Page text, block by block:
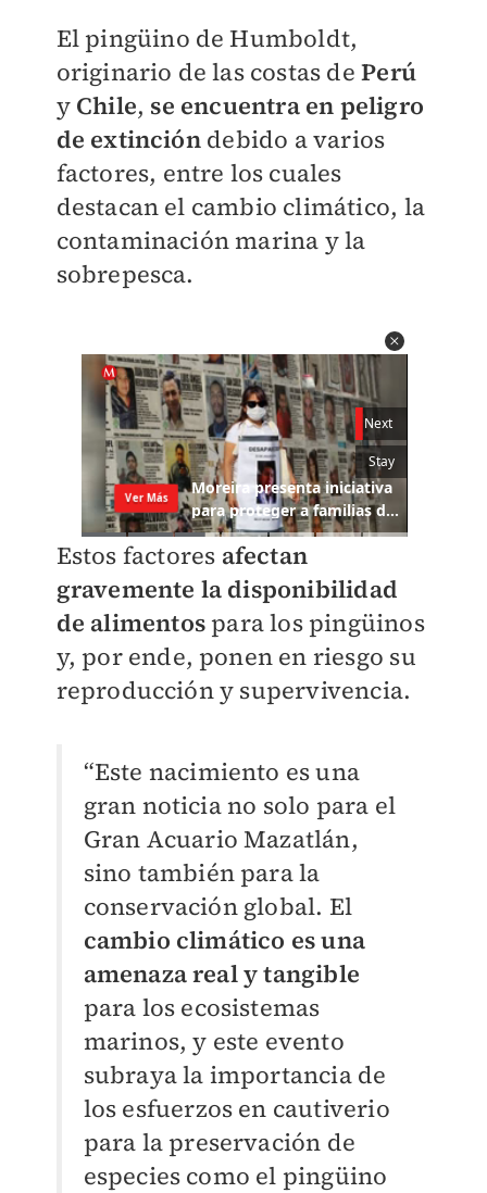
El pingüino de Humboldt,
originario de las costas dePerú
y Chile, se encuentra en peligro
de extincióndebido a varios
factores, entre los cuales
destacan el cambio climático, la
contaminación marina y la
sobrepesca.
Estos factores afectan
gravemente la disponibilidad
de alimentospara los pingüinos
y, por ende, ponen en riesgo su
reproducción y supervivencia.
“Este nacimiento es una
gran noticia no solo para el
Gran Acuario Mazatlán,
sino también para la
conservación global. El
cambio climático es una
amenaza real y tangible
para los ecosistemas
marinos, y este evento
subraya la importancia de
los esfuerzos en cautiverio
para la preservación de
especies como el pingüino